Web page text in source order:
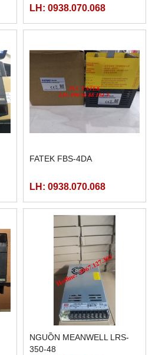
LH: 0938.070.068
FATEK FBS-4DA
LH: 0938.070.068
NGUỒN MEANWELL LRS-
350-48